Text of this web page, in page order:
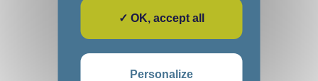
Fondation Alexandre Glasberg
Cos CRPF Nanteau
✓ OK, accept all
Personalize